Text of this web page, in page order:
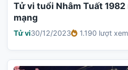
Tử vi tuổi Nhâm Tuất
mạng
Tử vi30/12/2023 1.190 lượt xem